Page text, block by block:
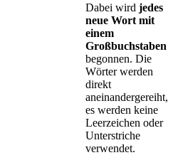
Dabei wird jedes
neue Wort mit
einem
Großbuchstaben
begonnen. Die
Wörter werden
direkt
aneinandergereiht,
es werden keine
Leerzeichen oder
Unterstriche
verwendet.